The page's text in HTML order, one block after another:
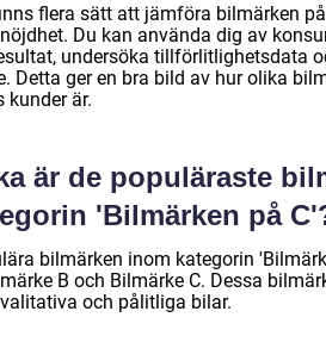
flera sätt att jämföra bilmärken
Du kan använda dig av
undersöka tillförlitlighetsdata
Detta ger en bra bild av hur olika
kunder är.
är de populäraste
'Bilmärken på
bilmärken inom kategorin
B och Bilmärke C. Dessa
och pålitliga bilar.